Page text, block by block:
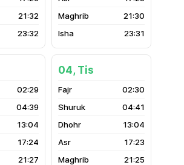
21:32
23:32
21:30
23:31
02:29
04:39
13:04
17:24
21:27
04, Tis
02:30
04:41
13:04
17:23
21:25